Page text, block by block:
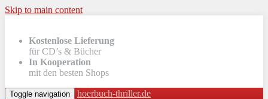
Skip to main content
Kostenlose Lieferung
für CD’s & Bücher
In Kooperation
mit den besten Shops
Toggle navigation hoerbuch-thriller.de